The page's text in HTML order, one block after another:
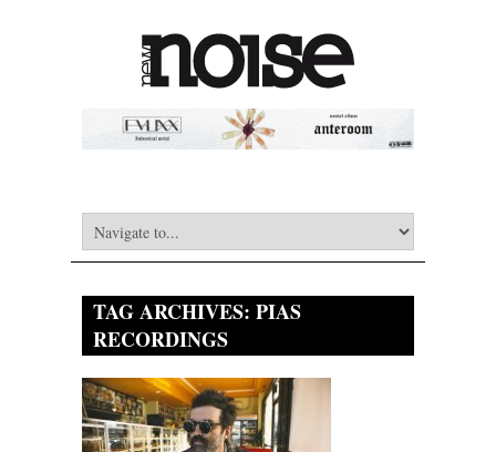
TAG ARCHIVES: PIAS
RECORDINGS